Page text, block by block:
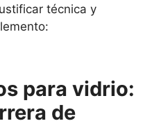
técnica y
para vidrio:
de